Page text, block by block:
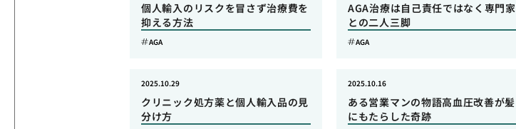
個人輸入のリスクを冒さず治療費を
抑える方法
AGA
AGA治療は自己責任ではなく専門家
との二人三脚
AGA
クリニック処方薬と個人輸入品の見
分け方
2025.10.29
ある営業マンの物語高血圧改善が髪
にもたらした奇跡
2025.10.16